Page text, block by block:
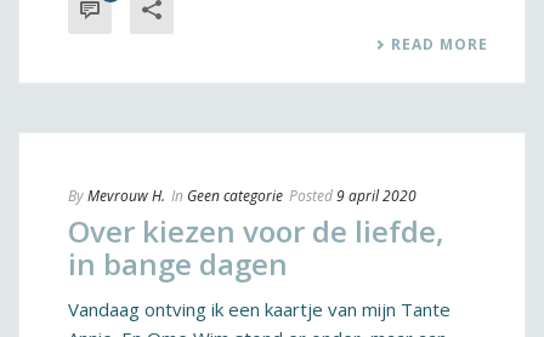
READ MORE
ByMevrouw H. In Geen categorie Posted9 april 2020
Over kiezen voor de liefde,
in bange dagen
Vandaag ontving ik een kaartje van mijn Tante